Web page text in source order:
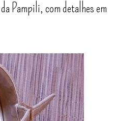
Pampili, com detalhes em